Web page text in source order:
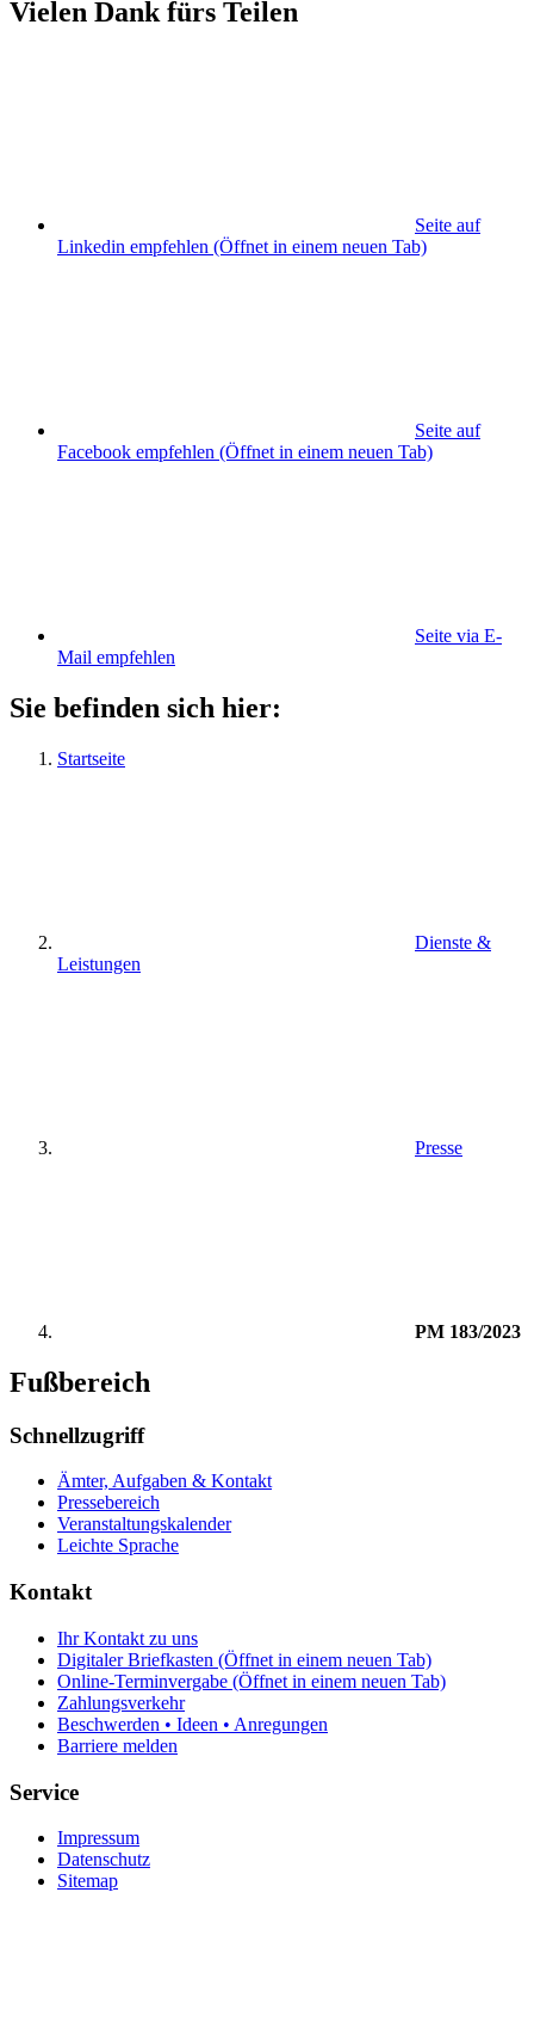
Vielen Dank fürs Teilen
Seite auf
Linkedin empfehlen (Öffnet in einem neuen Tab)
Seite auf
Facebook empfehlen (Öffnet in einem neuen Tab)
Seite via E-
Mail empfehlen
Sie befinden sich hier:
Startseite
Dienste &
Leistungen
Presse
PM 183/2023
Fußbereich
Schnellzugriff
Ämter, Aufgaben & Kontakt
Pressebereich
Veranstaltungskalender
Leichte Sprache
Kontakt
Ihr Kontakt zu uns
Digitaler Briefkasten (Öffnet in einem neuen Tab)
Online-Terminvergabe (Öffnet in einem neuen Tab)
Zahlungsverkehr
Beschwerden • Ideen • Anregungen
Barriere melden
Service
Impressum
Datenschutz
Sitemap